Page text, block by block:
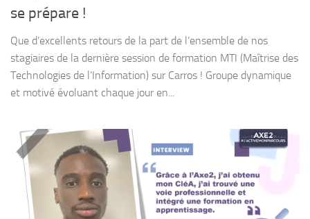
se prépare !
Que d’excellents retours de la part de l’ensemble de nos
stagiaires de la dernière session de formation MTI (Maîtrise des
Technologies de l’Information) sur Carros ! Groupe dynamique
et motivé évoluant chaque jour en...